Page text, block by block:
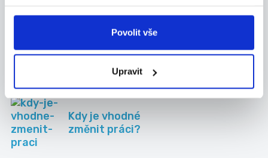
Povolit vše
Upravit
Články
Využij nové filtry v
apce pro Android a
měj přesnější
Kdy je vhodné
změnit práci?